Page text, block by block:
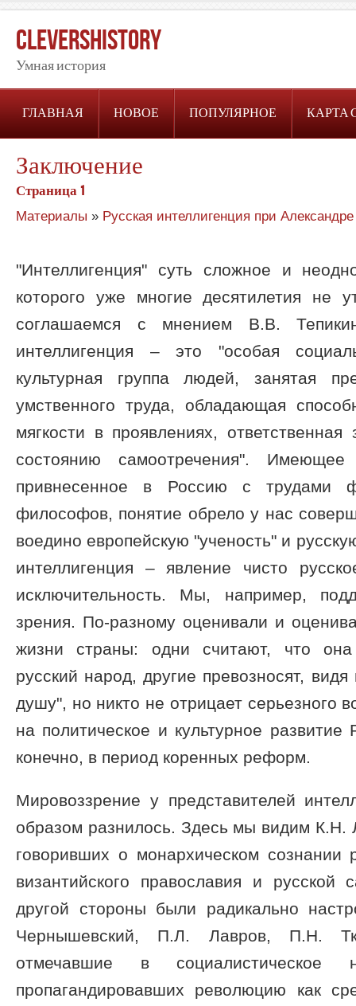
CleversHistory
Умная история
ГЛАВНАЯ НОВОЕ ПОПУЛЯРНОЕ КАРТА
Заключение
Страница 1
Материалы » Русская интеллигенция при
"Интеллигенция" суть сложное и
которого уже многие десятилетия не
соглашаемся с мнением В.В.
интеллигенция – это "особая
культурная группа людей, занятая
умственного труда, обладающая
мягкости в проявлениях,
состоянию самоотречения". Имеющее
привнесенное в Россию с трудами
философов, понятие обрело у нас
воедино европейскую "ученость" и
интеллигенция – явление чисто
исключительность. Мы, например,
зрения. По-разному оценивали и
жизни страны: одни считают, что
русский народ, другие превозносят,
душу", но никто не отрицает серьезного
на политическое и культурное
конечно, в период коренных реформ.
Мировоззрение у представителей
образом разнилось. Здесь мы видим К.Н.
говоривших о монархическом сознании
византийского православия и русской
другой стороны были радикально
Чернышевский, П.Л. Лавров, П.Н.
отмечавшие в
пропагандировавших революцию как